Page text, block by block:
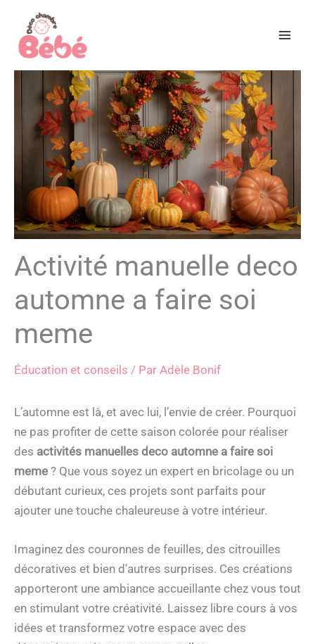
contenu
Activité manuelle deco
automne a faire soi
meme
Éducation et conseils / Par Adèle Bonif
L’automne est là, et avec lui, l’envie de créer. Pourquoi
ne pas profiter de cette saison colorée pour réaliser
des activités manuelles deco automne a faire soi
meme ? Que vous soyez un expert en bricolage ou un
débutant curieux, ces projets sont parfaits pour
ajouter une touche chaleureuse à votre intérieur.
Imaginez des couronnes de feuilles, des citrouilles
décoratives et bien d’autres surprises. Ces créations
apporteront une ambiance accueillante chez vous tout
en stimulant votre créativité. Laissez libre cours à vos
idées et transformez votre espace avec des